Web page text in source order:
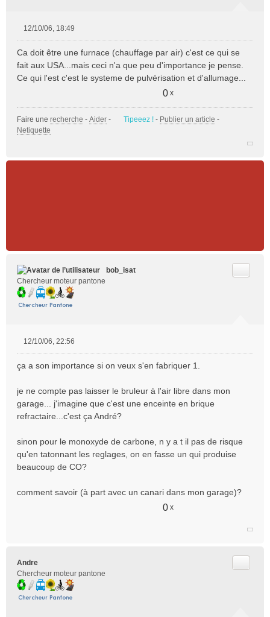
s
s
a
o
n
12/10/06, 18:49
Ca doit être une furnace (chauffage par air) c'est ce qui se
fait aux USA...mais ceci n'a que peu d'importance je pense.
Ce qui l'est c'est le systeme de pulvérisation et d'allumage...
0 x
Faire une recherche - Aider - Tipeeez ! - Publier un article -
Netiquette
bob_isat
Chercheur moteur pantone
s
a
g
e
n
l
u
12/10/06, 22:56
ça a son importance si on veux s'en fabriquer 1.
je ne compte pas laisser le bruleur à l'air libre dans mon
garage... j'imagine que c'est une enceinte en brique
refractaire...c'est ça André?
sinon pour le monoxyde de carbone, n y a t il pas de risque
qu'en tatonnant les reglages, on en fasse un qui produise
beaucoup de CO?
comment savoir (à part avec un canari dans mon garage)?
0 x
Andre
Chercheur moteur pantone